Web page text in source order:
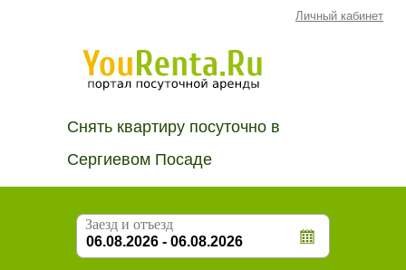
Личный кабинет
Снять квартиру посуточно в
Сергиевом Посаде
Заезд и отъезд